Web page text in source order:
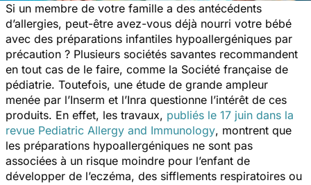
Si un membre de votre famille a des antécédents
d’allergies, peut-être avez-vous déjà nourri votre bébé
avec des préparations infantiles hypoallergéniques par
précaution ? Plusieurs sociétés savantes recommandent
en tout cas de le faire, comme la Société française de
pédiatrie. Toutefois, une étude de grande ampleur
menée par l’Inserm et l’Inra questionne l’intérêt de ces
produits. En effet, les travaux, publiés le 17 juin dans la
revue Pediatric Allergy and Immunology, montrent que
les préparations hypoallergéniques ne sont pas
associées à un risque moindre pour l’enfant de
développer de l’eczéma, des sifflements respiratoires ou